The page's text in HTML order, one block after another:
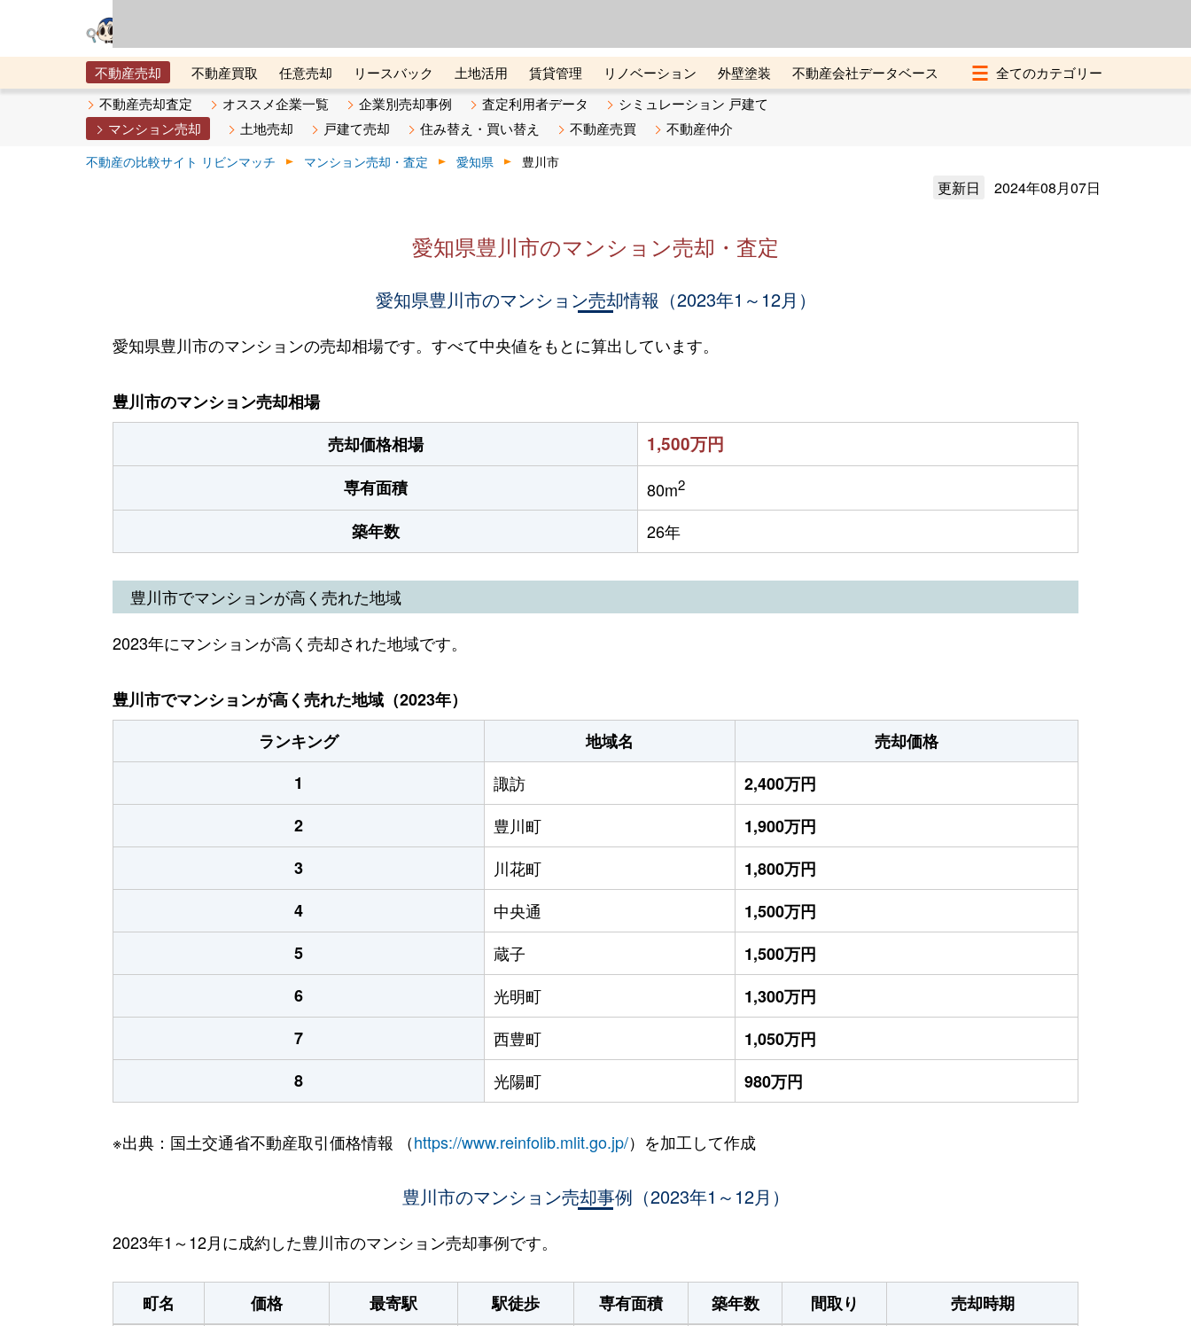
不動産売却 不動産買取 任意売却 リースバック 土地活用 賃貸管理 リノベーション 外壁塗装
不動産会社データベース
メタ住宅展示場
ベスト不動産カンパニー オンライン講座 リビンマガジンBiz 不動産売却ご相談デスク
不動産売却査定 オススメ企業一覧 企業別売却事例 査定利用者データ
シミュレーション 戸建て
マンション売却
土地売却 戸建て売却 住み替え・買い替え 不動産売買 不動産仲介
不動産の比較サイト リビンマッチ マンション売却・査定 愛知県 豊川市
更新日 2024年08月07日
愛知県豊川市のマンション売却・査定
愛知県豊川市のマンション売却情報（2023年1～12月）
愛知県豊川市のマンションの売却相場です。すべて中央値をもとに算出しています。
豊川市のマンション売却相場
売却価格相場
1,500万円
専有面積 80m2
築年数 26年
豊川市でマンションが高く売れた地域
2023年にマンションが高く売却された地域です。
豊川市でマンションが高く売れた地域（2023年）
ランキング
地域名
売却価格
1
諏訪
2,400万円
2
豊川町
1,900万円
3
川花町
1,800万円
4
中央通
1,500万円
5
蔵子
1,500万円
6
光明町
1,300万円
7
西豊町
1,050万円
8
光陽町 980万円
※出典：国土交通省不動産取引価格情報 （https://www.reinfolib.mlit.go.jp/）を加工して作成
豊川市のマンション売却事例（2023年1～12月）
2023年1～12月に成約した豊川市のマンション売却事例です。
町名 価格 最寄駅 駅徒歩 専有面積 築年数 間取り
売却時期